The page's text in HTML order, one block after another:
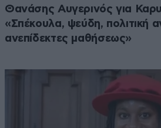
Θανάσης Αυγερινός για
«Σπέκουλα, ψεύδη, πολιτική
ανεπίδεκτες μαθήσεως»